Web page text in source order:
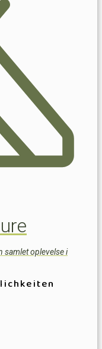
samlet oplevelse i